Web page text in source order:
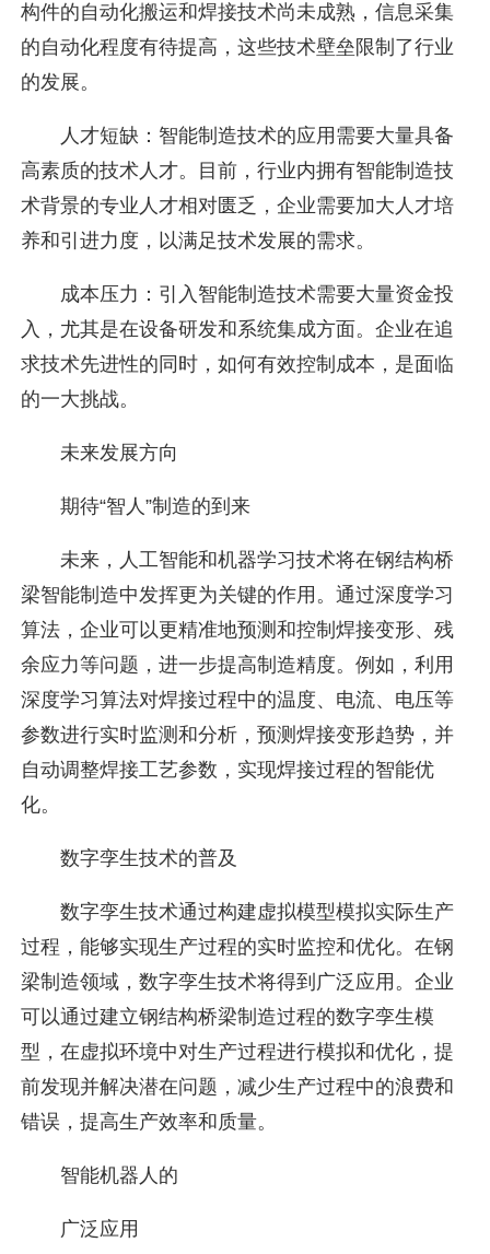
构件的自动化搬运和焊接技术尚未成熟，信息采集
的自动化程度有待提高，这些技术壁垒限制了行业
的发展。
人才短缺：智能制造技术的应用需要大量具备
高素质的技术人才。目前，行业内拥有智能制造技
术背景的专业人才相对匮乏，企业需要加大人才培
养和引进力度，以满足技术发展的需求。
成本压力：引入智能制造技术需要大量资金投
入，尤其是在设备研发和系统集成方面。企业在追
求技术先进性的同时，如何有效控制成本，是面临
的一大挑战。
未来发展方向
期待“智人”制造的到来
未来，人工智能和机器学习技术将在钢结构桥
梁智能制造中发挥更为关键的作用。通过深度学习
算法，企业可以更精准地预测和控制焊接变形、残
余应力等问题，进一步提高制造精度。例如，利用
深度学习算法对焊接过程中的温度、电流、电压等
参数进行实时监测和分析，预测焊接变形趋势，并
自动调整焊接工艺参数，实现焊接过程的智能优
化。
数字孪生技术的普及
数字孪生技术通过构建虚拟模型模拟实际生产
过程，能够实现生产过程的实时监控和优化。在钢
梁制造领域，数字孪生技术将得到广泛应用。企业
可以通过建立钢结构桥梁制造过程的数字孪生模
型，在虚拟环境中对生产过程进行模拟和优化，提
前发现并解决潜在问题，减少生产过程中的浪费和
错误，提高生产效率和质量。
智能机器人的
广泛应用